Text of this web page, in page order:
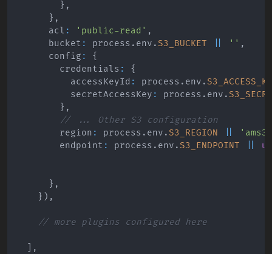
} ,
} ,
      acl
: 'public-read' ,
      bucket
: process . env . S3_BUCKET '' ,
      config
:
{
        credentials
:
{
          accessKeyId
: process . env .
          secretAccessKey
: process . env .
} ,
// ... Other S3 configuration
        region
: process . env . S3_REGION
'ams3'
        endpoint
: process . env . S3_ENDPOINT
} ,
} ) ,
// more plugins configured here
,